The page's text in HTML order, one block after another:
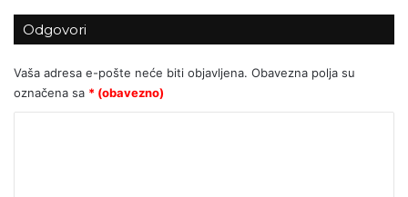
Sočni tiramisu s jagodama
Odgovori
Vaša adresa e-pošte neće biti objavljena. Obavezna polja su
označena sa * (obavezno)